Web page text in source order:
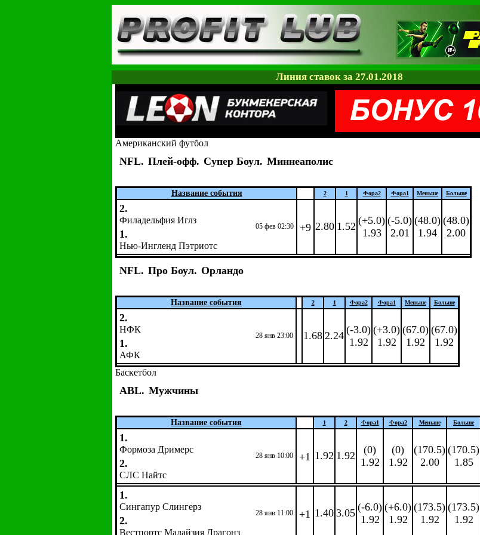
Линия ставок за 27.01.2018
Американский футбол
NFL. Плей-офф. Супер Боул. Миннеаполис
Название события 2 1 Фора2 Фора1 Меньше Больше
2.
Филадельфия Иглз
05 фев 02:30
1.
Нью-Ингленд Пэтриотс
+9 2.80 1.52 (+5.0)
1.93
(-5.0)
2.01
(48.0)
1.94
(48.0)
2.00
NFL. Про Боул. Орландо
Название события 2 1 Фора2 Фора1 Меньше Больше
2.
НФК
28 янв 23:00
1.
АФК
1.68 2.24 (-3.0)
1.92
(+3.0)
1.92
(67.0)
1.92
(67.0)
1.92
Баскетбол
ABL. Мужчины
Название события 1 2 Фора1 Фора2 Меньше Больше
1.
Формоза Дримерс
28 янв 10:00
2.
СЛС Найтс
+1 1.92 1.92
(0)
1.92
(0)
1.92
(170.5)
2.00
(170.5)
1.85
1.
Сингапур Слингерз
28 янв 11:00
2.
Вестпортс Малайзия Драгонз
+1 1.40 3.05 (-6.0)
1.92
(+6.0)
1.92
(173.5)
1.92
(173.5)
1.92